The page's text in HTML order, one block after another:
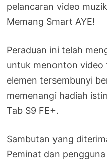
pelancaran video
Memang Smart AYE!
Peraduan ini telah
untuk menonton video
elemen tersembunyi
memenangi hadiah
Tab S9 FE+.
Sambutan yang
Peminat dan